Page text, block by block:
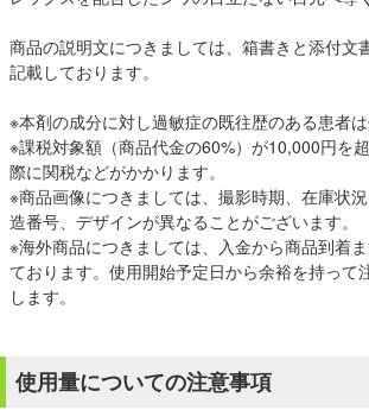
商品の説明文につきましては、箱書きと添付文
記載しております。
※本剤の成分に対し過敏症の既往歴のある患者は
※課税対象額（商品代金の60%）が10,000円を
際に関税などがかかります。
※商品画像につきましては、撮影時期、在庫状
造番号、デザインが異なることがございます。
※海外商品につきましては、入金から商品到着
ております。使用開始予定日から余裕を持って
します。
使用量についての注意事項